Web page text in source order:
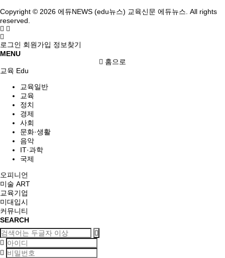
Copyright © 2026 에듀NEWS (edu뉴스) 교육신문 에듀뉴스. All rights
reserved.
로그인 회원가입 정보찾기
MENU
홈으로
교육 Edu
교육일반
교육
정치
경제
사회
문화·생활
음악
IT·과학
국제
오피니언
미술 ART
교육기업
미대입시
커뮤니티
SEARCH